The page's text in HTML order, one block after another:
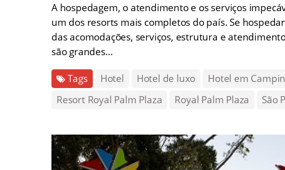
A hospedagem, o atendimento e os serviços
um dos resorts mais completos do país. Se
das acomodações, serviços, estrutura e
são grandes…
Tags Hotel Hotel de luxo Hotel em
Resort Royal Palm Plaza
Royal Palm Plaza São